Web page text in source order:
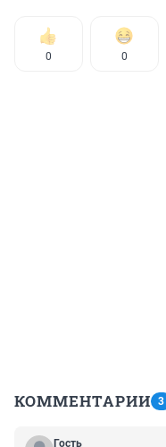
0 0
КОММЕНТАРИИ 3
Гость